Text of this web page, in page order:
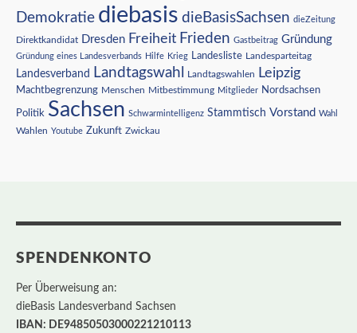
Demokratie diebasis dieBasisSachsen dieZeitung
Direktkandidat Dresden Freiheit Frieden Gastbeitrag Gründung
Gründung eines Landesverbands Hilfe Krieg Landesliste Landesparteitag
Landesverband Landtagswahl Landtagswahlen Leipzig
Machtbegrenzung Menschen Mitbestimmung Mitglieder Nordsachsen
Politik Sachsen Schwarmintelligenz Stammtisch Vorstand Wahl
Wahlen Youtube Zukunft Zwickau
SPENDENKONTO
Per Überweisung an:
dieBasis Landesverband Sachsen
IBAN: DE94850503000221210113